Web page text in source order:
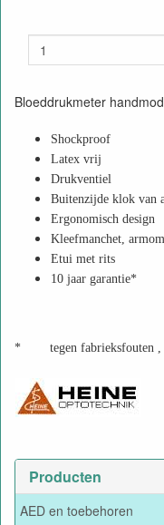
Producten
AED en toebehoren
Bloeddrukmeter
Shockproof
Latex vrij
Drukventiel
Buitenzijde klok van
Ergonomisch design
Kleefmanchet,
Etui met rits
10 jaar garantie*
* tegen fabrieksfouten